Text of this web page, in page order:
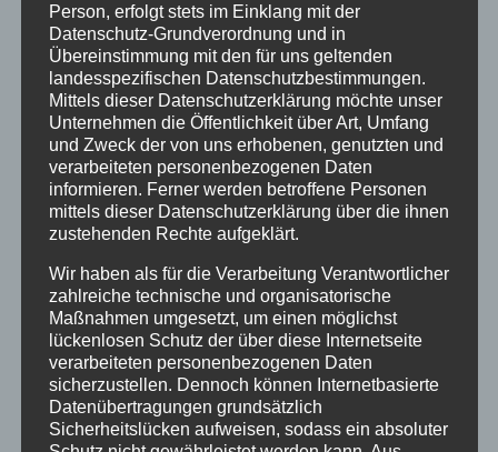
Jahresplanung
Zoomtreffen – Angebote
auf Bundesebene
Vorläufige Jahresplanung 2026:
Austauschtreffen und Vorträge auf
Person, erfolgt stets im Einklang mit der
Datenschutz-Grundverordnung und in
Übereinstimmung mit den für uns geltenden
landesspezifischen Datenschutzbestimmungen.
Mittels dieser Datenschutzerklärung möchte unser
Unternehmen die Öffentlichkeit über Art, Umfang
und Zweck der von uns erhobenen, genutzten und
verarbeiteten personenbezogenen Daten
informieren. Ferner werden betroffene Personen
mittels dieser Datenschutzerklärung über die ihnen
zustehenden Rechte aufgeklärt.
Wir haben als für die Verarbeitung Verantwortlicher
zahlreiche technische und organisatorische
Maßnahmen umgesetzt, um einen möglichst
lückenlosen Schutz der über diese Internetseite
verarbeiteten personenbezogenen Daten
sicherzustellen. Dennoch können Internetbasierte
Datenübertragungen grundsätzlich
Sicherheitslücken aufweisen, sodass ein absoluter